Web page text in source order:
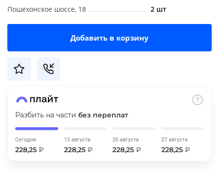
Пошехонское шоссе, 18
2 шт
Добавить в корзину
Разбить на части без переплат
Сегодня
228,25 ₽
13 августа
228,25 ₽
20 августа
228,25 ₽
27 августа
228,25 ₽
недели